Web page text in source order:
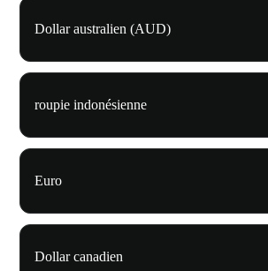
Dollar australien (AUD)
roupie indonésienne
Euro
Dollar canadien